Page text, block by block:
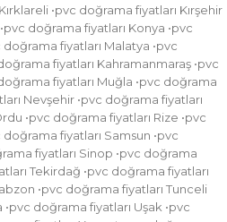
•pvc doğrama fiyatları Kırşehir
doğrama fiyatları Konya •pvc
fiyatları Malatya •pvc
fiyatları Kahramanmaraş •pvc
fiyatları Muğla •pvc doğrama
Nevşehir •pvc doğrama fiyatları
•pvc doğrama fiyatları Rize •pvc
fiyatları Samsun •pvc
fiyatları Sinop •pvc doğrama
Tekirdağ •pvc doğrama fiyatları
•pvc doğrama fiyatları Tunceli
•pvc doğrama fiyatları Uşak •pvc